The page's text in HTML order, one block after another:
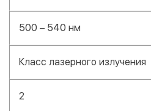
500 – 540 нм
Класс лазерного излучения
2